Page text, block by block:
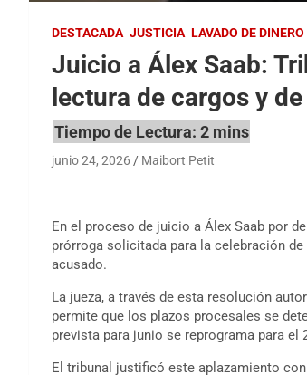
DESTACADA JUSTICIA LAVADO DE DINERO
Juicio a Álex Saab:
lectura de cargos y
junio 24, 2026 Maibort Petit
En el proceso de juicio a Álex Saab por
prórroga solicitada para la celebración
acusado.
La jueza, a través de esta resolución
permite que los plazos procesales se
prevista para junio se reprograma para el
El tribunal justificó este aplazamiento